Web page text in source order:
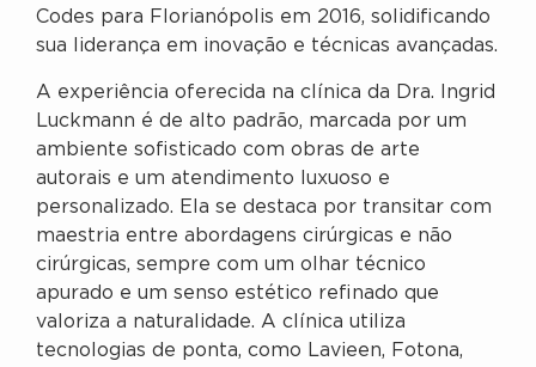
Codes para Florianópolis em 2016, solidificando
sua liderança em inovação e técnicas avançadas.
A experiência oferecida na clínica da Dra. Ingrid
Luckmann é de alto padrão, marcada por um
ambiente sofisticado com obras de arte
autorais e um atendimento luxuoso e
personalizado. Ela se destaca por transitar com
maestria entre abordagens cirúrgicas e não
cirúrgicas, sempre com um olhar técnico
apurado e um senso estético refinado que
valoriza a naturalidade. A clínica utiliza
tecnologias de ponta, como Lavieen, Fotona,